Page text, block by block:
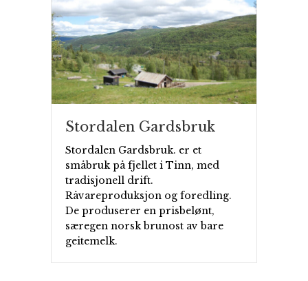
Stordalen Gardsbruk
Stordalen Gardsbruk. er et
småbruk på fjellet i Tinn, med
tradisjonell drift.
Råvareproduksjon og foredling.
De produserer en prisbelønt,
særegen norsk brunost av bare
geitemelk.